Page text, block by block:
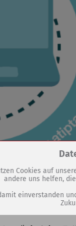
bekanntgeben
Zum Betrieb der
PHP Session
Eigentümer dieser
Absicherung
PHPSESSID,
Cookies auf
andere uns helfen,
einverstanden